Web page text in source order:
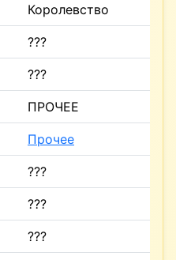
Королевство
???
???
ПРОЧЕЕ
Прочее
???
???
???